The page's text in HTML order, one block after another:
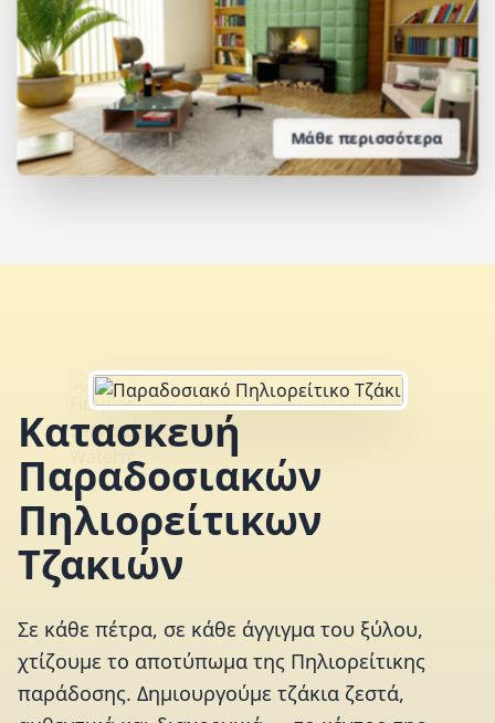
Μάθε περισσότερα
Κατασκευή
Παραδοσιακών
Πηλιορείτικων
Τζακιών
Σε κάθε πέτρα, σε κάθε άγγιγμα του ξύλου,
χτίζουμε το αποτύπωμα της Πηλιορείτικης
παράδοσης. Δημιουργούμε τζάκια ζεστά,